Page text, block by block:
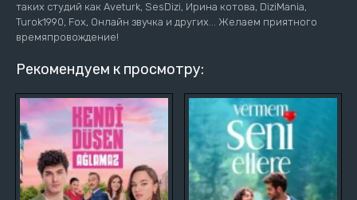
таких студий как Aveturk, SesDizi, Ирина котова, DiziMania,
Turok1990, Fox, Онлайн звучка и других... Желаем приятного
времяпровождение!
Рекомендуем к просмотру: